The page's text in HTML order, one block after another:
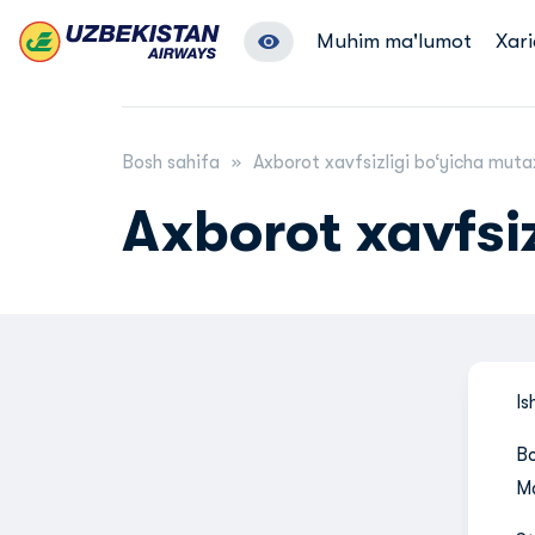
Muhim ma'lumot
Bosh sahifa Axborot xavfsizligi bo‘yicha
Axborot